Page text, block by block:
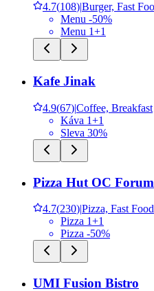
4.7(108)|Burger, Fast
Menu -50%
Menu 1+1
Kafe Jinak
4.9(67)|Coffee, Breakfast
Káva 1+1
Sleva 30%
Pizza Hut OC Forum
4.7(230)|Pizza, Fast Food
Pizza 1+1
Pizza -50%
UMI Fusion Bistro